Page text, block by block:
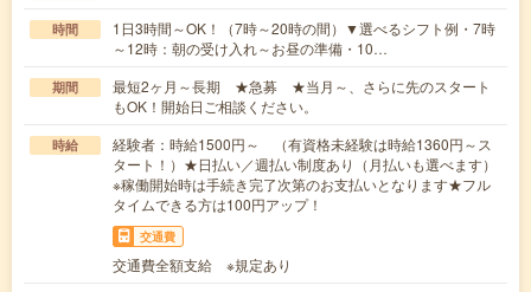
時間
1日3時間～OK！（7時～20時の間）▼選べるシフト例・7時
～12時：朝の受け入れ～お昼の準備・10…
期間
最短2ヶ月～長期 ★急募 ★当月～、さらに先のスタート
もOK！開始日ご相談ください。
時給
経験者：時給1500円～ （有資格未経験は時給1360円～ス
タート！）★日払い／週払い制度あり（月払いも選べます）
※稼働開始時は手続き完了次第のお支払いとなります★フル
タイムできる方は100円アップ！
交通費
交通費全額支給 ※規定あり